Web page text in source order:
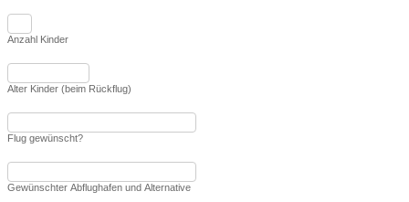
Anzahl Kinder
Alter Kinder (beim Rückflug)
Flug gewünscht?
Gewünschter Abflughafen und Alternative